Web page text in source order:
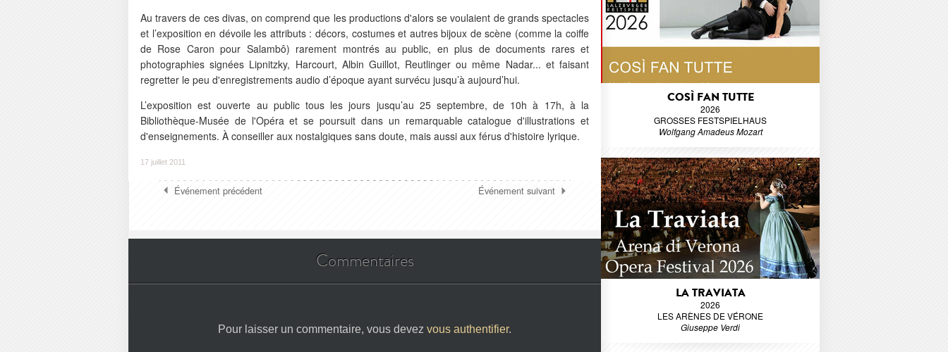
Au travers de ces divas, on comprend que les productions d'alors se voulaient de grands spectacles
et l’exposition en dévoile les attributs : décors, costumes et autres bijoux de scène (comme la coiffe
de Rose Caron pour Salambô) rarement montrés au public, en plus de documents rares et
photographies signées Lipnitzky, Harcourt, Albin Guillot, Reutlinger ou même Nadar... et faisant
regretter le peu d'enregistrements audio d’époque ayant survécu jusqu’à aujourd’hui.
L’exposition est ouverte au public tous les jours jusqu’au 25 septembre, de 10h à 17h, à la
Bibliothèque-Musée de l'Opéra et se poursuit dans un remarquable catalogue d'illustrations et
d'enseignements. À conseiller aux nostalgiques sans doute, mais aussi aux férus d'histoire lyrique.
17 juillet 2011
Événement précédent Événement suivant
Commentaires
Pour laisser un commentaire, vous devez vous authentifier.
COSÌ FAN TUTTE
2026
GROSSES FESTSPIELHAUS
Wolfgang Amadeus Mozart
LA TRAVIATA
2026
LES ARÈNES DE VÉRONE
Giuseppe Verdi